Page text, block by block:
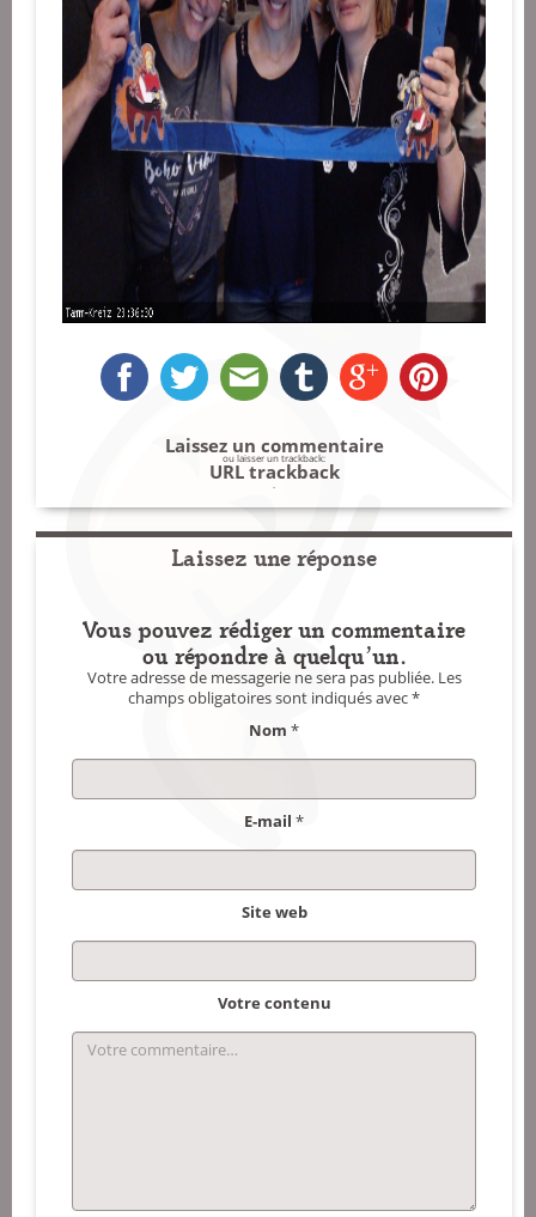
Laissez un commentaire
ou laisser un trackback:
URL trackback
Laissez une réponse
Vous pouvez rédiger un commentaire
ou répondre à quelqu'un.
Votre adresse de messagerie ne sera pas publiée.Les
champs obligatoires sont indiqués avec*
Nom *
E-mail *
Site web
Votre contenu